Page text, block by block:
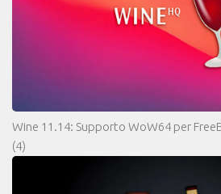
Wine 11.14: Supporto WoW64 per
(4)